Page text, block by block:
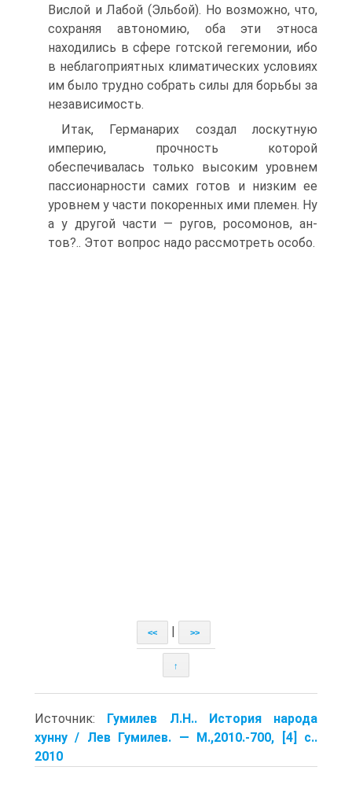
Вислой и Лабой (Эльбой). Но возможно, что,
сохраняя автономию, оба эти этноса
находились в сфере готской гегемонии, ибо
в неблагоприятных климатических условиях
им было трудно собрать силы для борьбы за
независимость.
Итак, Германарих создал лоскутную
империю, прочность которой
обеспечивалась только высоким уровнем
пассионар­ности самих готов и низким ее
уровнем у части покоренных ими племен. Hy
а у другой части — ругов, росомонов, ан­
тов?.. Этот вопрос надо рассмотреть особо.
<< >>
↑
Источник: Гумилев Л.Н.. История народа
хунну / Лев Гумилев. — M.,2010.-700, [4] с..
2010